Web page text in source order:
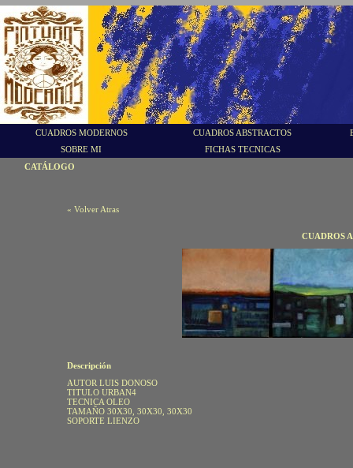
CUADROS MODERNOS CUADROS ABSTRACTOS
SOBRE MI
FICHAS TECNICAS
CATÁLOGO
« Volver Atras
CUADROS
Descripción
AUTOR LUIS DONOSO
TITULO URBAN4
TECNICA OLEO
TAMAÑO 30X30, 30X30, 30X30
SOPORTE LIENZO